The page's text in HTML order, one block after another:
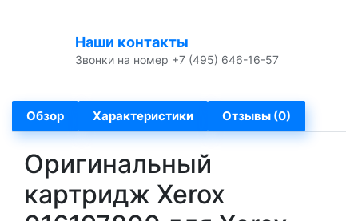
Наши контакты
Звонки на номер +7 (495) 646-16-57
Обзор Характеристики Отзывы (0)
Оригинальный
картридж Xerox